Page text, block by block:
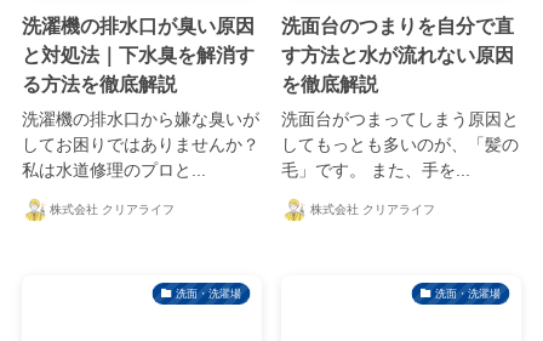
洗濯機の排水口が臭い原因
と対処法｜下水臭を解消す
る方法を徹底解説
洗濯機の排水口から嫌な臭いが
してお困りではありませんか？
私は水道修理のプロと...
株式会社 クリアライフ
洗面台のつまりを自分で直
す方法と水が流れない原因
を徹底解説
洗面台がつまってしまう原因と
してもっとも多いのが、「髪の
毛」です。 また、手を...
株式会社 クリアライフ
洗面・洗濯場 洗面・洗濯場